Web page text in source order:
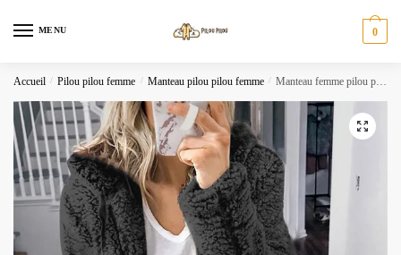
MENU 0
Accueil / Pilou pilou femme / Manteau pilou pilou femme / Manteau femme pilou pilou